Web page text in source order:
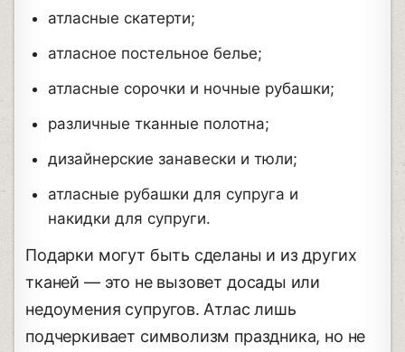
атласные скатерти;
атласное постельное белье;
атласные сорочки и ночные рубашки;
различные тканные полотна;
дизайнерские занавески и тюли;
атласные рубашки для супруга и
накидки для супруги.
Подарки могут быть сделаны и из других
тканей — это не вызовет досады или
недоумения супругов. Атлас лишь
подчеркивает символизм праздника, но не